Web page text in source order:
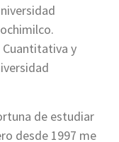
y
de estudiar
desde 1997 me